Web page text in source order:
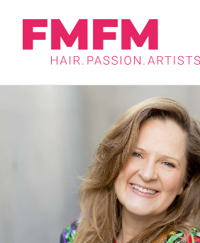
ZUKUNFT DES SALONS
INSPIRATION
WORK & LIFE
BRANCHE